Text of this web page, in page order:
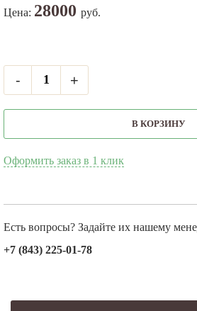
Цена: 28000 руб.
- +
В КОРЗИНУ
Оформить заказ в 1 клик
Есть вопросы? Задайте их нашему
+7 (843) 225-01-78